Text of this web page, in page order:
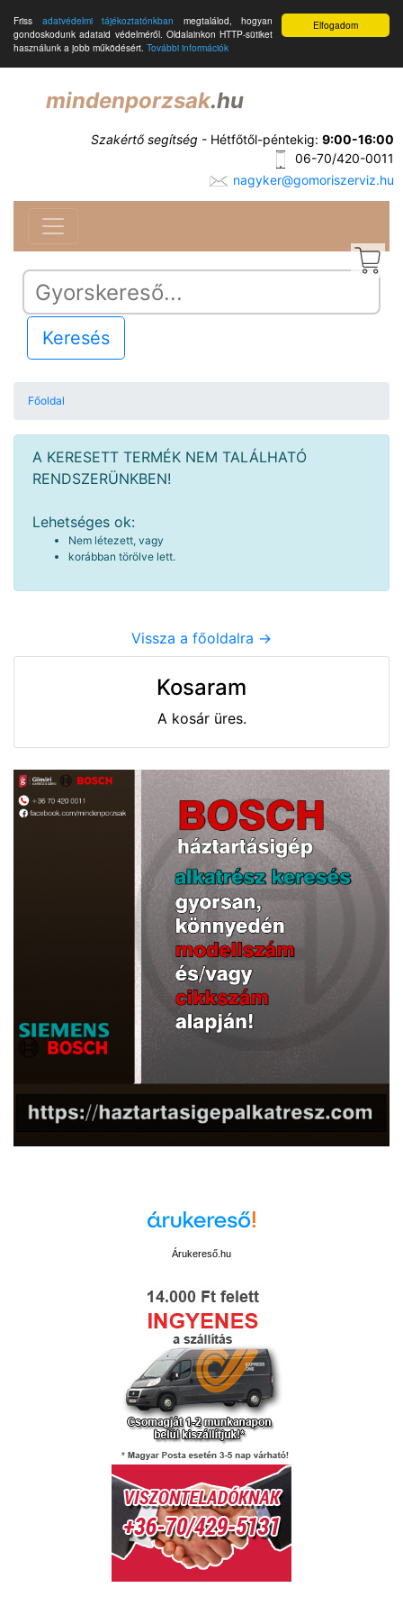
Elfogadom
Friss adatvédelmi tájékoztatónkban megtalálod, hogyan
gondoskodunk adataid védelméről. Oldalainkon HTTP-sütiket
használunk a jobb működésért. További információk
mindenporzsak.hu
Szakértő segítség - Hétfőtől-péntekig: 9:00-16:00
06-70/420-0011
nagyker@gomoriszerviz.hu
Keresés
Főoldal
A KERESETT TERMÉK NEM TALÁLHATÓ
RENDSZERÜNKBEN!
Lehetséges ok:
Nem létezett, vagy
korábban törölve lett.
Vissza a főoldalra ->
Kosaram
A kosár üres.
Árukereső.hu